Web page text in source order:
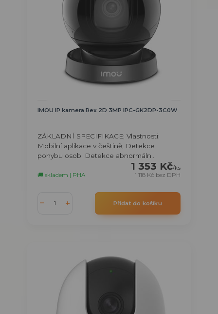
IMOU IP kamera Rex 2D 3MP IPC-GK2DP-3C0W
ZÁKLADNÍ SPECIFIKACE; Vlastnosti:
Mobilní aplikace v češtině; Detekce
pohybu osob; Detekce abnormáln...
1 353 Kč/ks
1 118 Kč bez DPH
🚚 skladem | PHA
Přidat do košíku